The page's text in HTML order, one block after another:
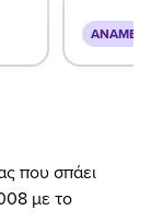
που σπάει
με το